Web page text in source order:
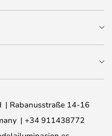
Rabanusstraße 14-16
+34 911438772